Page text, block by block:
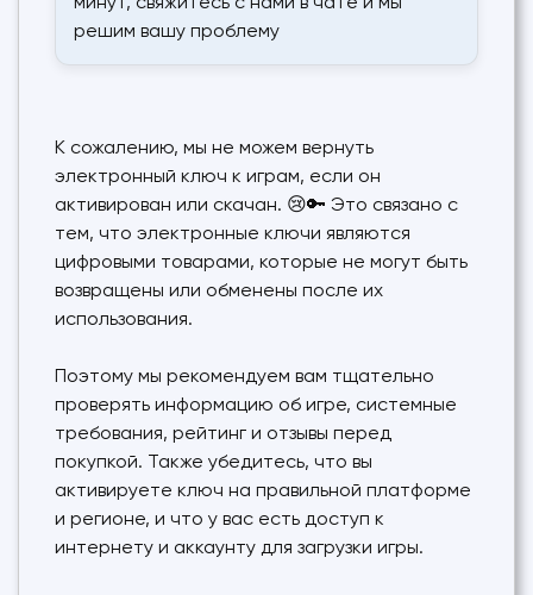
решим вашу проблему
К сожалению, мы не можем вернуть
электронный ключ к играм, если он
активирован или скачан. 😢🔑 Это связано с
тем, что электронные ключи являются
цифровыми товарами, которые не могут быть
возвращены или обменены после их
использования.
Поэтому мы рекомендуем вам тщательно
проверять информацию об игре, системные
требования, рейтинг и отзывы перед
покупкой. Также убедитесь, что вы
активируете ключ на правильной платформе
и регионе, и что у вас есть доступ к
интернету и аккаунту для загрузки игры.